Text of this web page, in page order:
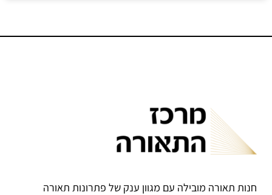
חנות תאורה מובילה עם מגוון ענק של פתרונות תאורה